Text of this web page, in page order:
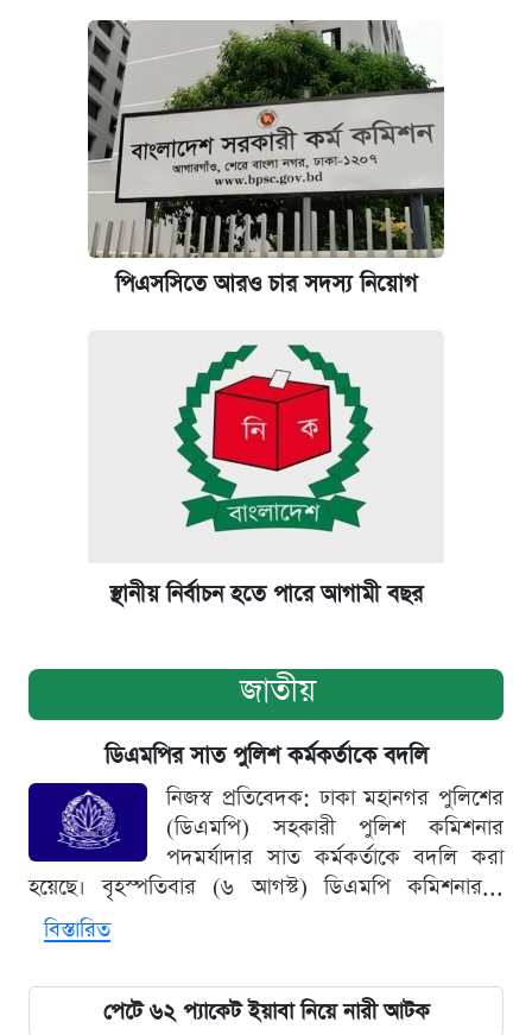
পিএসসিতে আরও চার সদস্য নিয়োগ
স্থানীয় নির্বাচন হতে পারে আগামী বছর
জাতীয়
ডিএমপির সাত পুলিশ কর্মকর্তাকে বদলি
নিজস্ব প্রতিবেদক: ঢাকা মহানগর পুলিশের
(ডিএমপি) সহকারী পুলিশ কমিশনার
পদমর্যাদার সাত কর্মকর্তাকে বদলি করা
হয়েছে। বৃহস্পতিবার (৬ আগস্ট) ডিএমপি কমিশনার...
বিস্তারিত
পেটে ৬২ প্যাকেট ইয়াবা নিয়ে নারী আটক